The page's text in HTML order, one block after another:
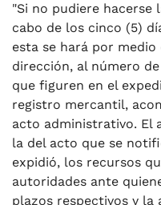
"Si no pudiere
cabo de los cinco (5)
esta se hará por
dirección, al número
que figuren en el
registro mercantil,
acto administrativo. El
la del acto que se
expidió, los recursos
autoridades ante
plazos respectivos y la